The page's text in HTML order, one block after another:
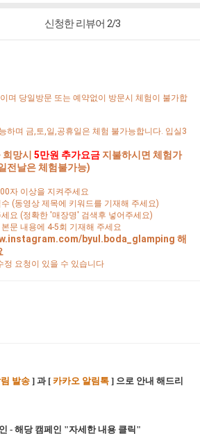
신청한 리뷰어 2/3
며 당일방문 또는 예약없이 방문시 체험이 불가합
하며 금,토,일,공휴일은 체험 불가능합니다. 입실3
망시 5만원 추가요금 지불하시면 체험가
전날은 체험불가능)
자 이상을 지켜주세요
(동영상 제목에 키워드를 기재해 주세요)
요 (정확한 '매장명' 검색후 넣어주세요)
문 내용에 4-5회 기재해 주세요
byul.boda_glamping 해
정 요청이 있을 수 있습니다
발송 ] 과 [ 카카오 알림톡 ] 으로 안내 해드리
- 해당 캠페인 "자세한 내용 클릭"